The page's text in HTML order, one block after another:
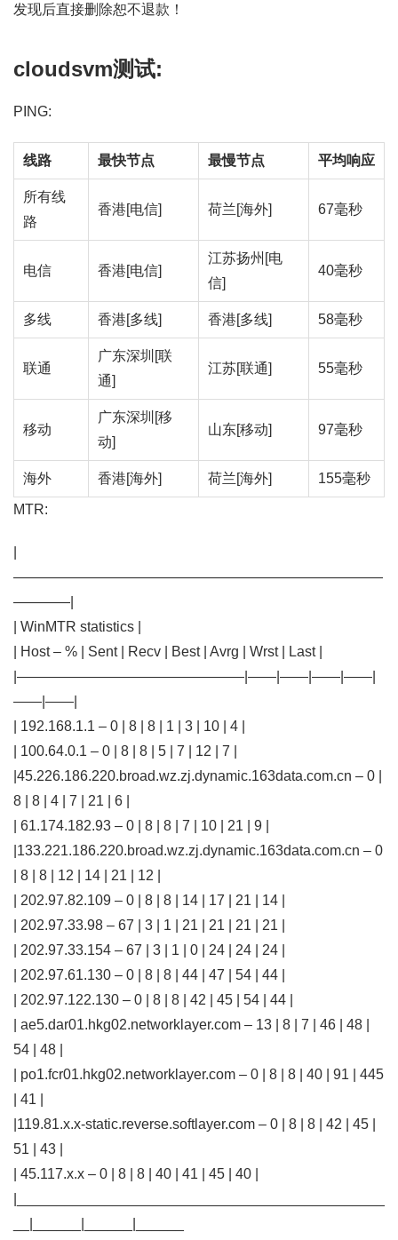
发现后直接删除恕不退款！
cloudsvm测试:
PING:
线路 最快节点 最慢节点 平均响应
所有线
路
香港[电信] 荷兰[海外] 67毫秒
电信 香港[电信]
江苏扬州[电
信]
40毫秒
多线 香港[多线] 香港[多线] 58毫秒
联通
广东深圳[联
通]
江苏[联通] 55毫秒
移动
广东深圳[移
动]
山东[移动] 97毫秒
海外 香港[海外] 荷兰[海外] 155毫秒
MTR:
——————————————————————————
————|
| WinMTR statistics |
| Host – % | Sent | Recv | Best | Avrg | Wrst | Last |
|————————————————|——|——|——|——|
——|——|
| 192.168.1.1 – 0 | 8 | 8 | 1 | 3 | 10 | 4 |
| 100.64.0.1 – 0 | 8 | 8 | 5 | 7 | 12 | 7 |
|45.226.186.220.broad.wz.zj.dynamic.163data.com.cn – 0 |
8 | 8 | 4 | 7 | 21 | 6 |
| 61.174.182.93 – 0 | 8 | 8 | 7 | 10 | 21 | 9 |
|133.221.186.220.broad.wz.zj.dynamic.163data.com.cn – 0
| 8 | 8 | 12 | 14 | 21 | 12 |
| 202.97.82.109 – 0 | 8 | 8 | 14 | 17 | 21 | 14 |
| 202.97.33.98 – 67 | 3 | 1 | 21 | 21 | 21 | 21 |
| 202.97.33.154 – 67 | 3 | 1 | 0 | 24 | 24 | 24 |
| 202.97.61.130 – 0 | 8 | 8 | 44 | 47 | 54 | 44 |
| 202.97.122.130 – 0 | 8 | 8 | 42 | 45 | 54 | 44 |
| ae5.dar01.hkg02.networklayer.com – 13 | 8 | 7 | 46 | 48 |
54 | 48 |
| po1.fcr01.hkg02.networklayer.com – 0 | 8 | 8 | 40 | 91 | 445
| 41 |
|119.81.x.x-static.reverse.softlayer.com – 0 | 8 | 8 | 42 | 45 |
51 | 43 |
| 45.117.x.x – 0 | 8 | 8 | 40 | 41 | 45 | 40 |